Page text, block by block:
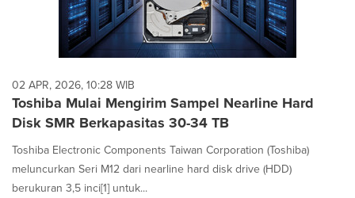
02 APR, 2026, 10:28 WIB
Toshiba Mulai Mengirim Sampel Nearline Hard
Disk SMR Berkapasitas 30-34 TB
Toshiba Electronic Components Taiwan Corporation (Toshiba)
meluncurkan Seri M12 dari nearline hard disk drive (HDD)
berukuran 3,5 inci[1] untuk...